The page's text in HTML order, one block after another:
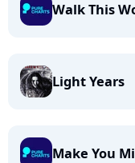
Walk This
Light Years
Make You